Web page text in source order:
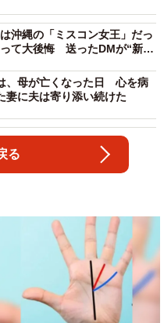
沖縄の「ミスコン女王」だっ
て大後悔 送ったDMが“新婚
、母が亡くなった日 心を病
妻に夫は寄り添い続けた
る